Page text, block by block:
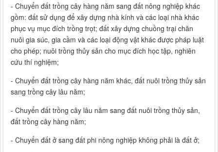
- Chuyển đất trồng cây hàng năm sang đất nông nghiệp khác
gồm: đất sử dụng để xây dựng nhà kính và các loại nhà khác
phục vụ mục đích trồng trọt; đất xây dựng chuồng trại chăn
nuôi gia súc, gia cầm và các loại động vật khác được pháp luật
cho phép; nuôi trồng thủy sản cho mục đích học tập, nghiên
cứu thí nghiệm;
- Chuyển đất trồng cây hàng năm khác, đất nuôi trồng thủy sản
sang trồng cây lâu năm;
- Chuyển đất trồng cây lâu năm sang đất nuôi trồng thủy sản,
đất trồng cây hàng năm;
- Chuyển đất ở sang đất phi nông nghiệp không phải là đất ở;